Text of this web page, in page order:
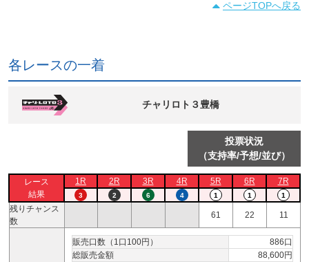
ページTOPへ戻る
各レースの一着
チャリロト３豊橋
投票状況
（支持率/予想/並び）
レース
結果
1R 2R 3R 4R 5R 6R 7R
3 2 6 4 1 1 1
残りチャンス
数
61 22 11
販売口数（1口100円）
886口
総販売金額
88,600円